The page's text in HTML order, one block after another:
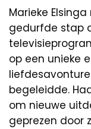
Marieke
gedurfde stap
op een unieke
begeleidde.
om nieuwe
geprezen door